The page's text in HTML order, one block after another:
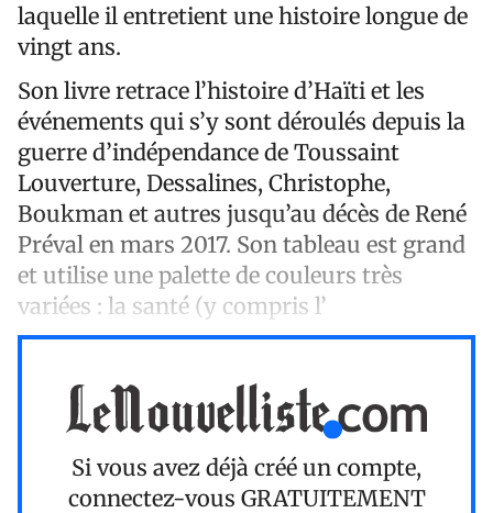
laquelle il entretient une histoire longue de
vingt ans.
Son livre retrace l’histoire d’Haïti et les
événements qui s’y sont déroulés depuis la
guerre d’indépendance de Toussaint
Louverture, Dessalines, Christophe,
Boukman et autres jusqu’au décès de René
Préval en mars 2017. Son tableau est grand
et utilise une palette de couleurs très
variées : la santé (y compris l’
Si vous avez déjà créé un compte,
connectez-vous GRATUITEMENT